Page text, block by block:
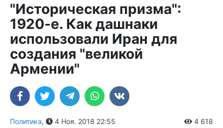
"Историческая призма":
1920-е. Как дашнаки
использовали Иран для
создания "великой
Армении"
Политика, 4 Ноя. 2018 22:55 4 618